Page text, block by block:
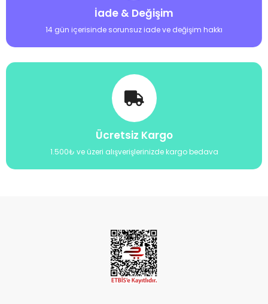
İade & Değişim
14 gün içerisinde sorunsuz iade ve değişim hakkı
Ücretsiz Kargo
1.500₺ ve üzeri alışverişlerinizde kargo bedava